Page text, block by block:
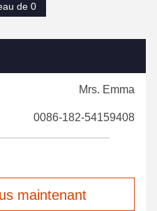
de 0
Mrs. Emma
0086-182-54159408
maintenant